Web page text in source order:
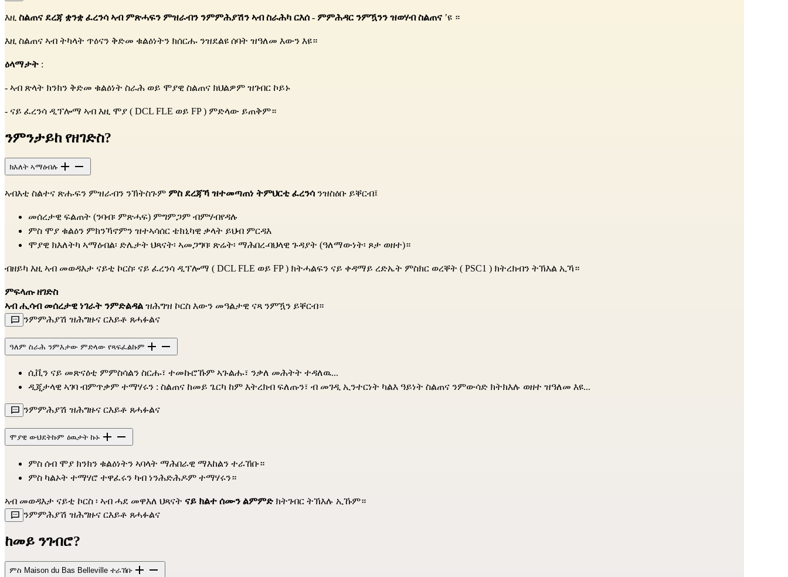
እዚ ስልጠና ደረጃ ቋንቋ ፈረንሳ ኣብ ምጽሓፍን ምዝራብን ንምምሕያሽን ኣብ ስራሕካ ርእሰ - ምምሕዳር ንምዃንን ዝወሃብ ስልጠና ’ዩ ።
እዚ ስልጠና ኣብ ትካላት ጥዕናን ቅድመ ቁልዕነትን ክሰርሑ ንዝደልዩ ሰባት ዝዓለመ እውን እዩ።
ዕላማታት :
- ኣብ ጽላት ክንክን ቅድመ ቁልዕነት ስራሕ ወይ ሞያዊ ስልጠና ክህልዎም ዝገብር ኮይኑ
- ናይ ፈረንሳ ዲፕሎማ ኣብ እዚ ሞያ ( DCL FLE ወይ FP) ምድላው ይጠቅም።
ንምንታይከ የዘገድስ?
ክእለት ኣማዕብሉ
ኣብእቲ ስልተና ጽሑፍን ምዝራብን ንኽትስጉም ምስ ደረጃኻ ዝተመጣጠነ ትምህርቲ ፈረንሳ ንዝስዕቡ ይቐርብ፤
መሰረታዊ ፍልጠት (ንባብ፡ ምጽሓፍ) ምግምጋም ብምሃብየዳሉ
ምስ ሞያ ቁልዕን ምክንኻኖምን ዝተኣሳሰር ቴክኒካዊ ቃላት ይህብ ምርዳእ
ሞያዊ ክእለትካ ኣማዕብል፡ ድሌታት ህጻናት፡ ኣመጋግባ፡ ጽሬት፡ ማሕበረ-ባህላዊ ጉዳያት (ዓለማውነት፡ ጾታ ወዘተ)።
ብዘይካ እዚ ኣብ መወዳእታ ናይቲ ኮርስ፡ ናይ ፈረንሳ ዲፕሎማ ( DCL FLE ወይ FP) ክትሓልፍን ናይ ቀዳማይ ረድኤት ምስክር ወረቐት ( PSC1 ) ክትረክብን ትኽእል ኢኻ።
ምፍላጡ ዘገድስ
ኣብ ሒሳብ መሰረታዊ ነገራት ንምድልዳል ዝሕግዝ ኮርስ እውን መዓልታዊ ናጻ ንምዃን ይቐርብ።
ንምምሕያሽ ዝሕግዙና ርእይቶ ጸሓፉልና
ዓለም ስራሕ ንምእታው ምድላው የጻፍፈልኩም
ሲቪን ናይ መጽናዕቲ ምምስሳልን ስርሑ፣ ተመኩሮኹም ኣጉልሑ፣ ንቃለ መሕትት ተዳለዉ...
ዲጂታላዊ ኣገባ ብምጥቃም ተማሃሩን : ስልጠና ከመይ ጌርካ ከም እትረክብ ፍለጡን፣ ብ መገዲ ኢንተርነት ካልእ ዓይነት ስልጠና ንምውሳድ ክትክእሉ ወዘተ ዝዓለመ እዩ...
ንምምሕያሽ ዝሕግዙና ርእይቶ ጸሓፉልና
ሞያዊ ውህደትኩም ዕዉታት ኩኑ
ምስ ሰብ ሞያ ክንክን ቁልዕነትን ኣባላት ማሕበራዊ ማእከልን ተራኸቡ።
ምስ ካልኦት ተማሃሮ ተዋፈሩን ካብ ነንሕድሕዶም ተማሃሩን።
ኣብ መወዳእታ ናይቲ ኮርስ ፡ ኣብ ሓደ መዋእለ ህጻናት ናይ ክልተ ሰሙን ልምምድ ክትገብር ትኽእሉ ኢኹም።
ንምምሕያሽ ዝሕግዙና ርእይቶ ጸሓፉልና
ከመይ ንገብሮ?
ምስ Maison du Bas Belleville ተራኸቡ